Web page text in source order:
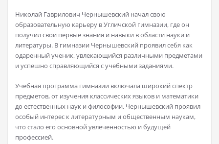
Николай Гаврилович Чернышевский начал свою
образовательную карьеру в Угличской гимназии, где он
получил свои первые знания и навыки в области науки и
литературы. В гимназии Чернышевский проявил себя как
одаренный ученик, увлекающийся различными предметами
и успешно справляющийся с учебными заданиями.
Учебная программа гимназии включала широкий спектр
предметов, от изучения классических языков и математики
до естественных наук и философии. Чернышевский проявил
особый интерес к литературным и общественным наукам,
что стало его основной увлеченностью и будущей
профессией.